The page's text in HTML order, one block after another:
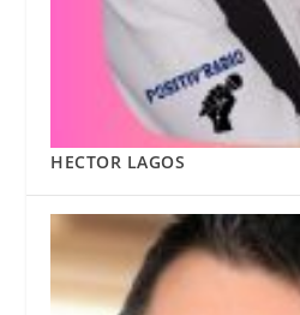
HECTOR LAGOS